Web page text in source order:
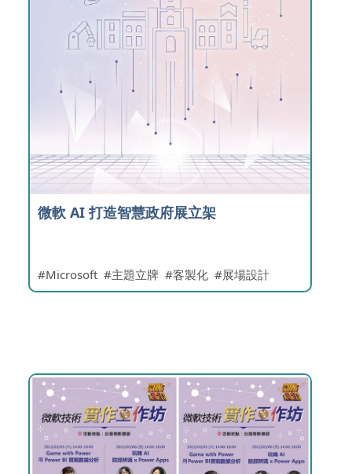
微軟 AI 打造智慧政府展立架
Microsoft 主題立牌 客製化 展場設計